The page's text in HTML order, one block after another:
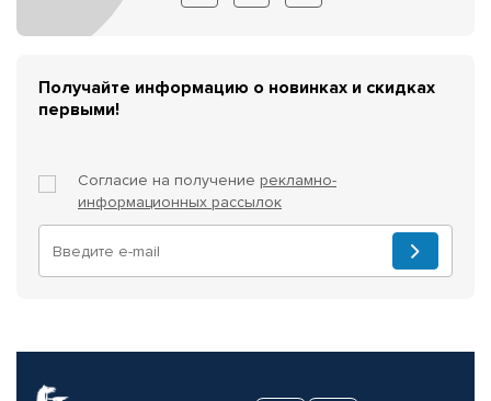
Получайте информацию о новинках и скидках
первыми!
Согласие на получение рекламно-
информационных рассылок